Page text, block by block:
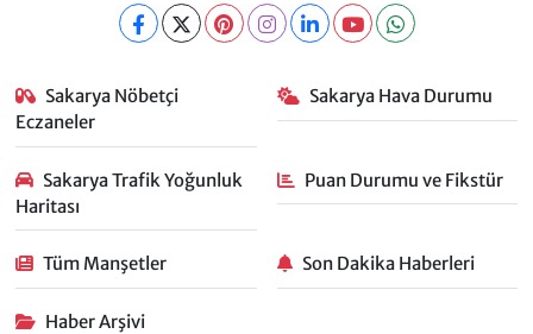
Sakarya Nöbetçi
Eczaneler
Sakarya Hava Durumu
Sakarya Trafik Yoğunluk
Haritası
Puan Durumu ve Fikstür
Tüm Manşetler Son Dakika Haberleri
Haber Arşivi